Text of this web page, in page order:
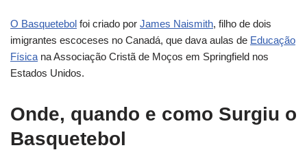
O Basquetebol foi criado por James Naismith, filho de dois
imigrantes escoceses no Canadá, que dava aulas de Educação
Física na Associação Cristã de Moços em Springfield nos
Estados Unidos.
Onde, quando e como Surgiu o
Basquetebol